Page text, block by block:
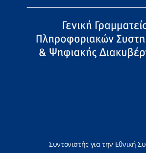
Συντονιστής για την Εθνική